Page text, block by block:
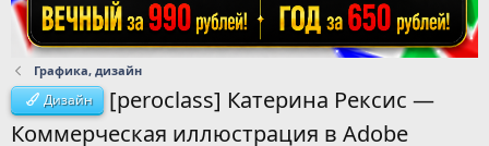
Графика, дизайн
Дизайн
[peroclass] Катерина Рексис ―
Коммерческая иллюстрация в Adobe